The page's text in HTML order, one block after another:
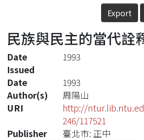
Statistics
Export
民族與民主的當代詮
Date
Issued
1993
Date
1993
Author(s)
周陽山
URI
http://
246/117521
Publisher
臺北市: 正中